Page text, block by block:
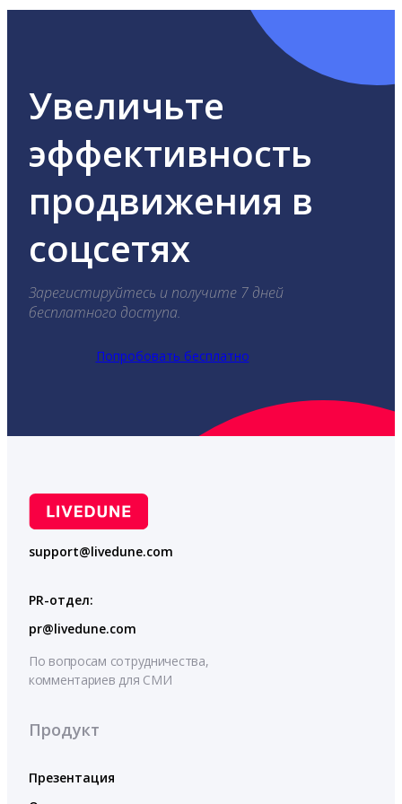
Увеличьте
эффективность
продвижения в
соцсетях
Зарегистируйтесь и получите 7 дней
бесплатного доступа.
Попробовать бесплатно
support@livedune.com
PR-отдел:
pr@livedune.com
По вопросам сотрудничества,
комментариев для СМИ
Продукт
Презентация